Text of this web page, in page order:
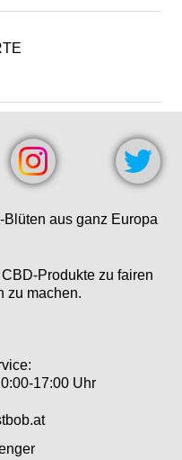
aus ganz Europa
Produkte zu fairen
zu machen.
17:00 Uhr